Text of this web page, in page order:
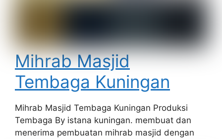
Mihrab Masjid
Tembaga Kuningan
Mihrab Masjid Tembaga Kuningan Produksi
Tembaga By istana kuningan. membuat dan
menerima pembuatan mihrab masjid dengan